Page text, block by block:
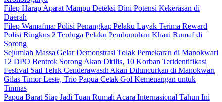
Filep Harap Aparat Mampu Deteksi Dini Potensi Kekerasan di
Daerah
Filep Wamafma: Polisi Penangkap Pelaku Layak Terima Reward
Polisi Ringkus 2 Terduga Pelaku Pembunuhan Khani Rumaf di
Sorong
Sejumlah Massa Gelar Demonstrasi Tolak Pemekaran di Manokwari
12 DPO Bentrok Sorong Akan Dirilis, 10 Korban Teridentifikasi
Festival Sail Teluk Cenderawasih Akan Diluncurkan di Manokwari
Gilas Timor Leste, Trio Papua Cetak Gol Kemenangan untuk
Timnas
Papua Barat Siap Jadi Tuan Rumah Acara Internasional Tahun Ini